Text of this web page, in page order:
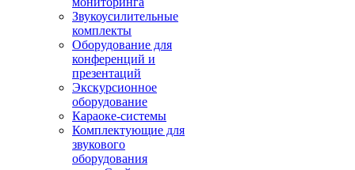
Звукоусилительные
комплекты
Оборудование для
конференций и
презентаций
Экскурсионное
оборудование
Караоке-системы
Комплектующие для
звукового
оборудования